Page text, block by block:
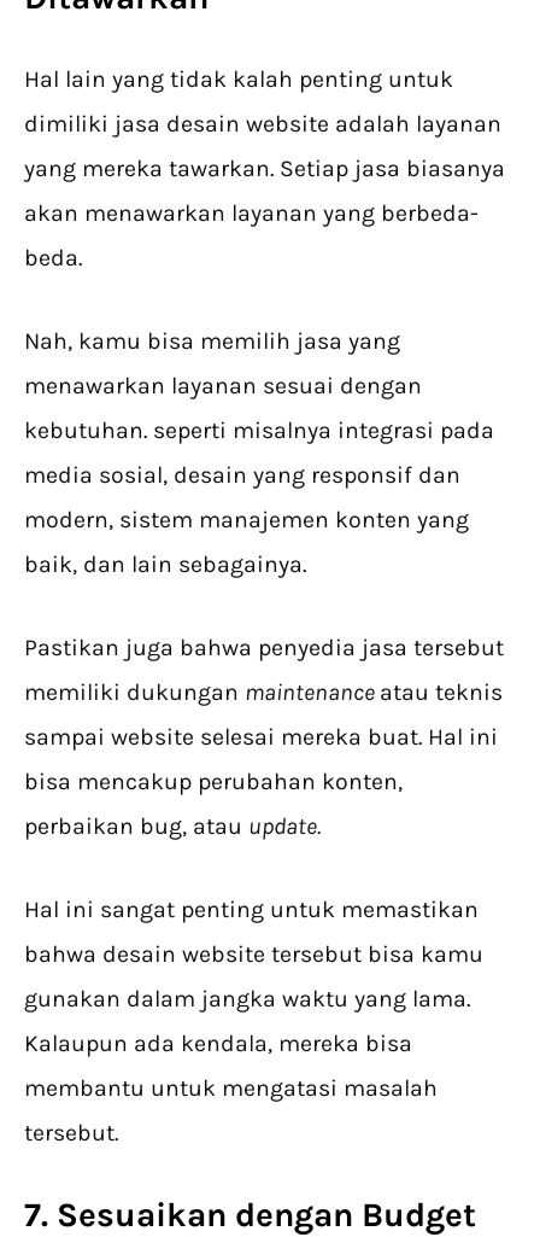
Hal lain yang tidak kalah penting untuk
dimiliki jasa desain website adalah layanan
yang mereka tawarkan. Setiap jasa biasanya
akan menawarkan layanan yang berbeda-
beda.
Nah, kamu bisa memilih jasa yang
menawarkan layanan sesuai dengan
kebutuhan. seperti misalnya integrasi pada
media sosial, desain yang responsif dan
modern, sistem manajemen konten yang
baik, dan lain sebagainya.
Pastikan juga bahwa penyedia jasa tersebut
memiliki dukungan maintenance atau teknis
sampai website selesai mereka buat. Hal ini
bisa mencakup perubahan konten,
perbaikan bug, atau update.
Hal ini sangat penting untuk memastikan
bahwa desain website tersebut bisa kamu
gunakan dalam jangka waktu yang lama.
Kalaupun ada kendala, mereka bisa
membantu untuk mengatasi masalah
tersebut.
7. Sesuaikan dengan Budget